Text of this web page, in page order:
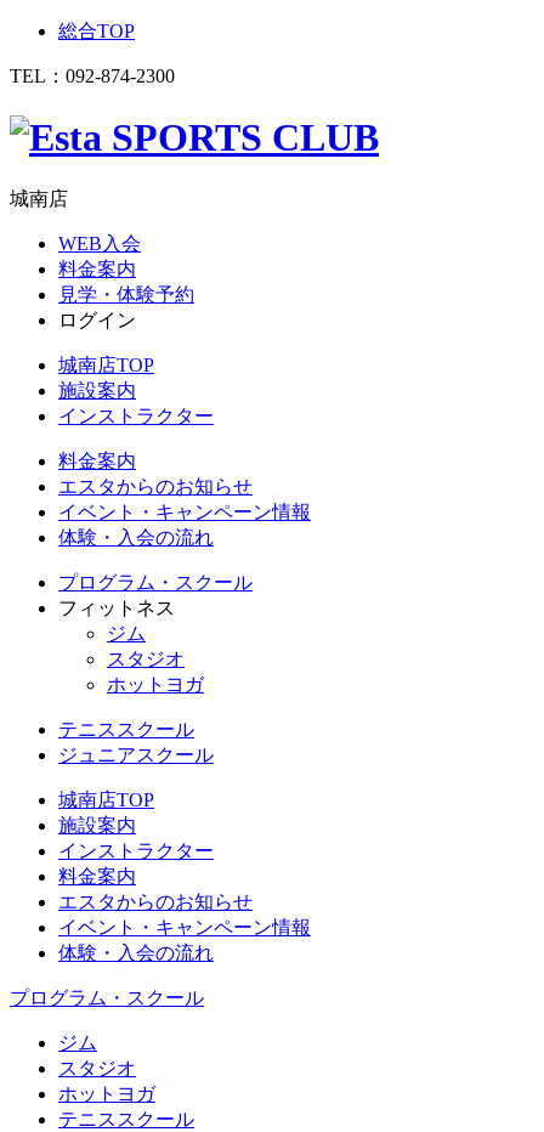
総合TOP
TEL： 092-874-2300
城南店
WEB入会
料金案内
見学・体験予約
ログイン
城南店TOP
施設案内
インストラクター
料金案内
エスタからのお知らせ
イベント・キャンペーン情報
体験・入会の流れ
プログラム・スクール
フィットネス
ジム
スタジオ
ホットヨガ
テニススクール
ジュニアスクール
城南店TOP
施設案内
インストラクター
料金案内
エスタからのお知らせ
イベント・キャンペーン情報
体験・入会の流れ
プログラム・スクール
ジム
スタジオ
ホットヨガ
テニススクール